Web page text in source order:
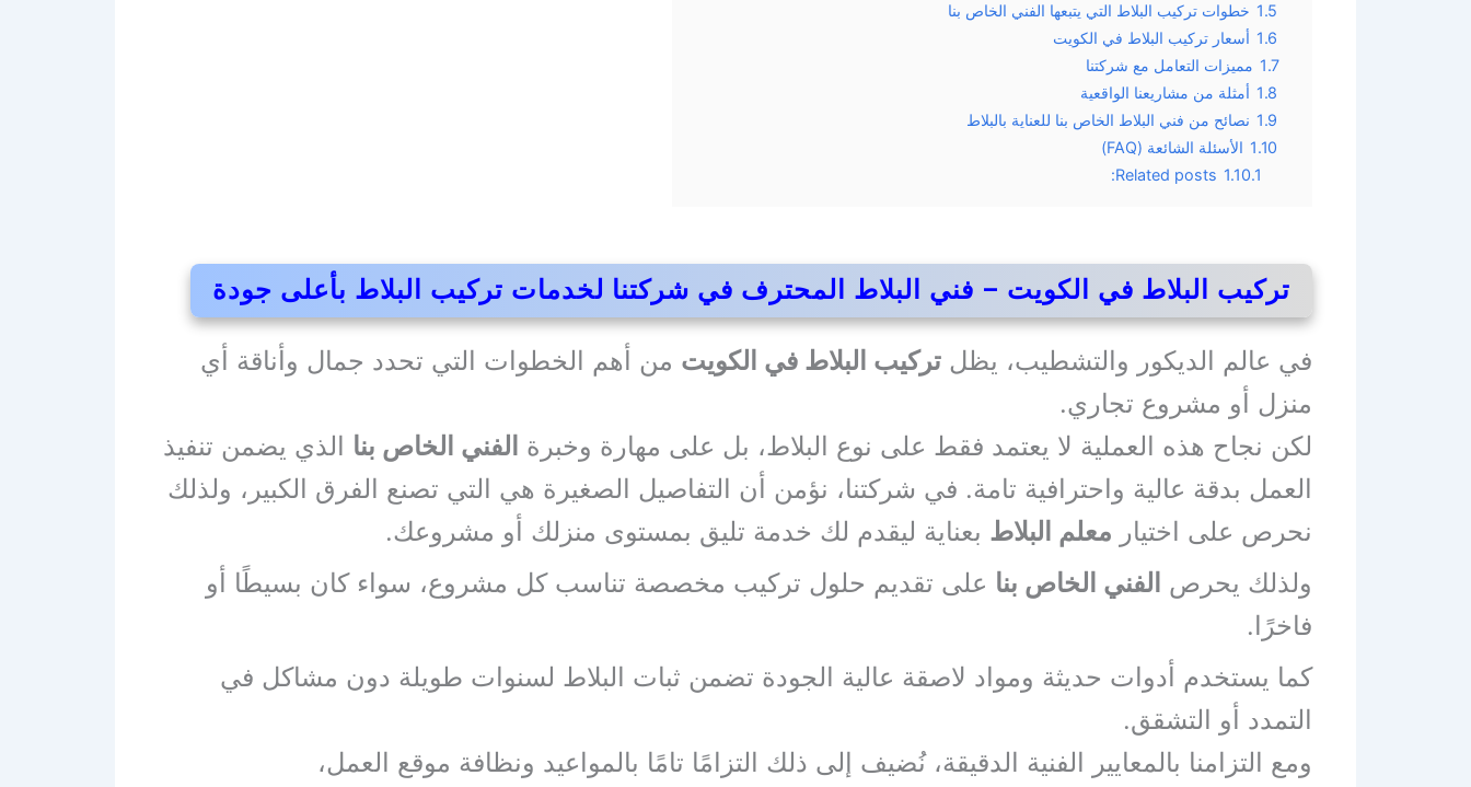
1.5 خطوات تركيب البلاط التي يتبعها الفني الخاص بنا
1.6 أسعار تركيب البلاط في الكويت
1.7 مميزات التعامل مع شركتنا
1.8 أمثلة من مشاريعنا الواقعية
1.9 نصائح من فني البلاط الخاص بنا للعناية بالبلاط
1.10 الأسئلة الشائعة (FAQ)
1.10.1
Related posts:
تركيب البلاط في الكويت – فني البلاط المحترف في شركتنا لخدمات تركيب البلاط بأعلى جودة
في عالم الديكور والتشطيب، يظل تركيب البلاط في الكويت من أهم الخطوات التي تحدد جمال وأناقة أي
منزل أو مشروع تجاري.
لكن نجاح هذه العملية لا يعتمد فقط على نوع البلاط، بل على مهارة وخبرة الفني الخاص بنا الذي يضمن تنفيذ
العمل بدقة عالية واحترافية تامة. في شركتنا، نؤمن أن التفاصيل الصغيرة هي التي تصنع الفرق الكبير، ولذلك
نحرص على اختيار معلم البلاط بعناية ليقدم لك خدمة تليق بمستوى منزلك أو مشروعك.
ولذلك يحرص الفني الخاص بنا على تقديم حلول تركيب مخصصة تناسب كل مشروع، سواء كان بسيطًا أو
فاخرًا.
كما يستخدم أدوات حديثة ومواد لاصقة عالية الجودة تضمن ثبات البلاط لسنوات طويلة دون مشاكل في
التمدد أو التشقق.
ومع التزامنا بالمعايير الفنية الدقيقة، نُضيف إلى ذلك التزامًا تامًا بالمواعيد ونظافة موقع العمل،